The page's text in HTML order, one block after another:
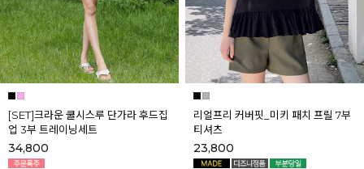
[SET]크라운 쿨시스루 단가라 후드집
업 3부 트레이닝세트
34,800
리얼프리 커버핏_미키 패치 프릴 7부
티셔츠
23,800